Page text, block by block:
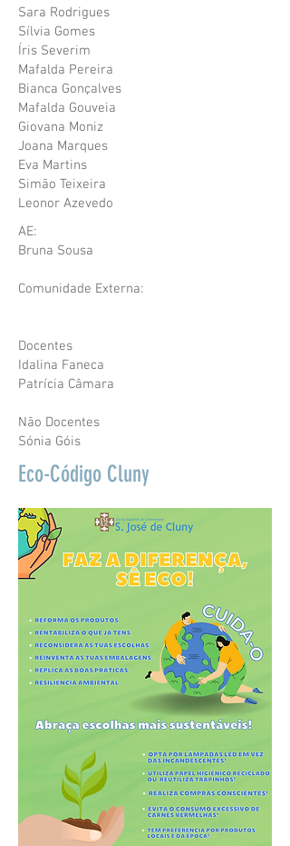
Sara Rodrigues
Sílvia Gomes
Íris Severim
Mafalda Pereira
Bianca Gonçalves
Mafalda Gouveia
Giovana Moniz
Joana Marques
Eva Martins
Simão Teixeira
Leonor Azevedo
AE:
Bruna Sousa
Comunidade Externa:
Docentes
Idalina Faneca
Patrícia Câmara
Não Docentes
Sónia Góis
Eco-Código Cluny